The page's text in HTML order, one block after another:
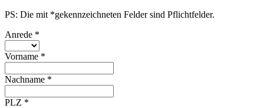
PS: Die mit *gekennzeichneten Felder sind Pflichtfelder.
Anrede *
Vorname *
Nachname *
PLZ *